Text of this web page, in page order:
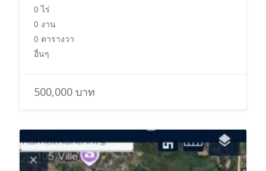
0 ไร่
0 งาน
0 ตารางวา
อื่นๆ
500,000 บาท